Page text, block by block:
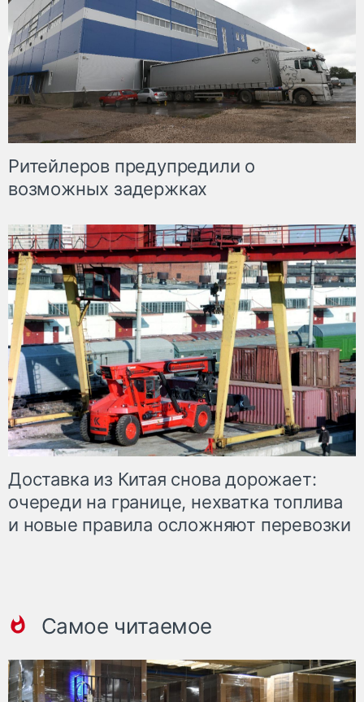
Ритейлеров предупредили о
возможных задержках
Доставка из Китая снова дорожает:
очереди на границе, нехватка топлива
и новые правила осложняют перевозки
Самое читаемое